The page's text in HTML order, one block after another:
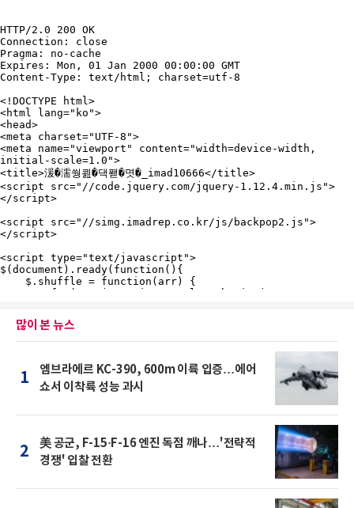
많이 본 뉴스
1
엠브라에르 KC-390, 600m 이륙 입증…에어
쇼서 이착륙 성능 과시
2
美 공군, F-15·F-16 엔진 독점 깨나…'전략적
경쟁' 입찰 전환